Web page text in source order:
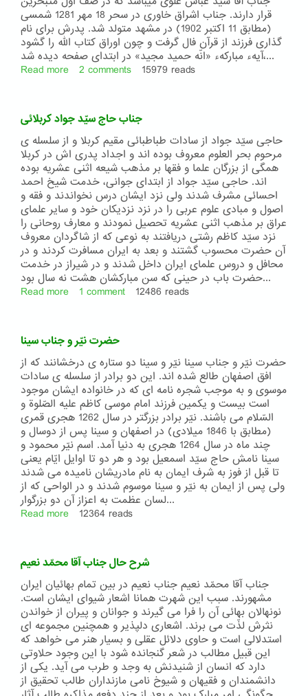
قرار دارند. جناب اشراق خاوری در سحر 18 مهر 1281 شمسی
(مطابق 11 اکتبر 1902) در مشهد متولد شد. پدرش برای نام
گذاری فرزند از قرآن فال گرفت و چون اوراق کتاب الله را گشود
آیهء مبارکهء «انّه حمید مجید» در ابتدای صفحه دیده شد،...
Read more about
اشراق
خاوری
2 comments 15979 reads
جناب حاج سیّد جواد کربلائی
حاجی سیّد جواد از سادات طباطبائی مقیم کربلا و از سلسله ی
مرحوم بحر العلوم معروف بوده اند و اجداد پدری اش در کربلا
همگی از بزرگان علما و فقها بر مذهب شیعه اثنی عشریه بوده
اند. حاجی سیّد جواد از ابتدای جوانی، خدمت شیخ احمد
احسائی مشرف شدند ولی نزد ایشان درس نخواندند و فقه و
اصول و مبادی علوم عربی را در نزد نزدیکان خود و سایر علمای
عراق بر مذهب اثنی عشریه تحصیل نمودند و معارف روحانی را
نزد سیّد کاظم رشتی دریافتند به نوعی که از شاگردان معروف
آن حضرت محسوب گشتند و بعد به ایران مسافرت کردند و در
محافل و دروس علمای ایران داخل شدند و در شیراز در خدمت
حضرت باب در حینی که سن مبارکشان هشت نه سال بود...
Read more about
سیّد
جواد
کربلائی
1 comment 12486 reads
حضرت نیّر و جناب سینا
حضرت نیّر و جناب سینا نیّر و سینا دو ستاره ی درخشانند که از
افق اصفهان طالع شده اند. این دو برادر از سلسله ی سادات
موسوی و به موجب شجره نامه ای که در خانواده ایشان موجود
است بیست و یکمین فرزند امام موسی کاظم علیه الصّلوة و
السّلام می باشند. نیّر برادر بزرگتر در سال 1262 هجری قمری
(مطابق با 1846 میلادی) در اصفهان و سینا پس از دوسال و
چند ماه در سال 1264 هجری به دنیا آمد. اسم نیّر محمود و
سینا نامش حاج سیّد اسمعیل بود و هر دو تا اوایل ایّام یعنی
تا قبل از فوز به شرف ایمان به نام مادریشان نامیده می شدند
ولی پس از ایمان به نیّر و سینا موسوم شدند و در الواحی که از
لسان عظمت به اعزاز آن دو بزرگوار...
Read more about
و
جناب
سینا
12364 reads
شرح حال جناب آقا محمّد نعیم
جناب آقا محمّد نعیم جناب نعیم در بین تمام بهائیان ایران
مشهورند. سبب این شهرت همانا اشعار شیوای ایشان است.
نونهالان بهائی آن را فرا می گیرند و جوانان و پیران از خواندن
نثرش لذّت می برند. اشعاری دلپذیر و همچنین مجموعه ای
استدلالی است و حاوی دلائل عقلی و بسیار هنر می خواهد که
این قبیل مطالب در شعر گنجانده شود با این وجود حلاوتی
دارد که انسان از شنیدنش به وجد و طرب می آید. یکی از
دانشمندان و فقیهان و شیوخ نامی مازنداران طالب تحقیق از